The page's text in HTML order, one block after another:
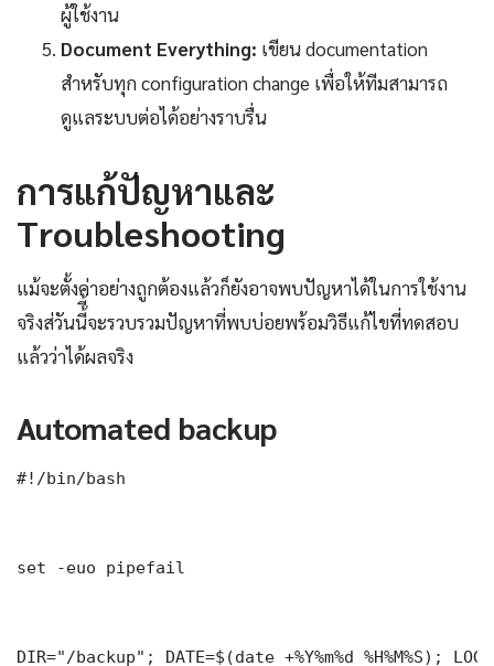
ผู้ใช้งาน
Document Everything: เขียน documentation
สำหรับทุก configuration change เพื่อให้ทีมสามารถ
ดูแลระบบต่อได้อย่างราบรื่น
การแก้ปัญหาและ
Troubleshooting
แม้จะตั้งค่าอย่างถูกต้องแล้วก็ยังอาจพบปัญหาได้ในการใช้งาน
จริงส่วันนี้ี้จะรวบรวมปัญหาที่พบบ่อยพร้อมวิธีแก้ไขที่ทดสอบ
แล้วว่าได้ผลจริง
Automated backup
#!/bin/bash
set -euo pipefail
DIR="/backup"; DATE=$(date +%Y%m%d_%H%M%S);